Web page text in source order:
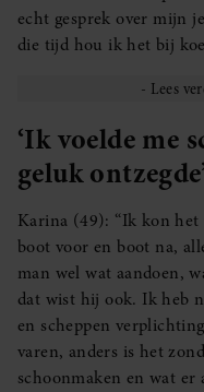
echt gesprek over mijn
die tijd hou ik het bij
‘Ik voelde me
geluk
Karina (49): “Ik kon
boot voor en boot na,
man wel wat aandoen,
dat wist hij ook. Ik heb
en scheppen
varen, anders is het
schoonmaken en wat